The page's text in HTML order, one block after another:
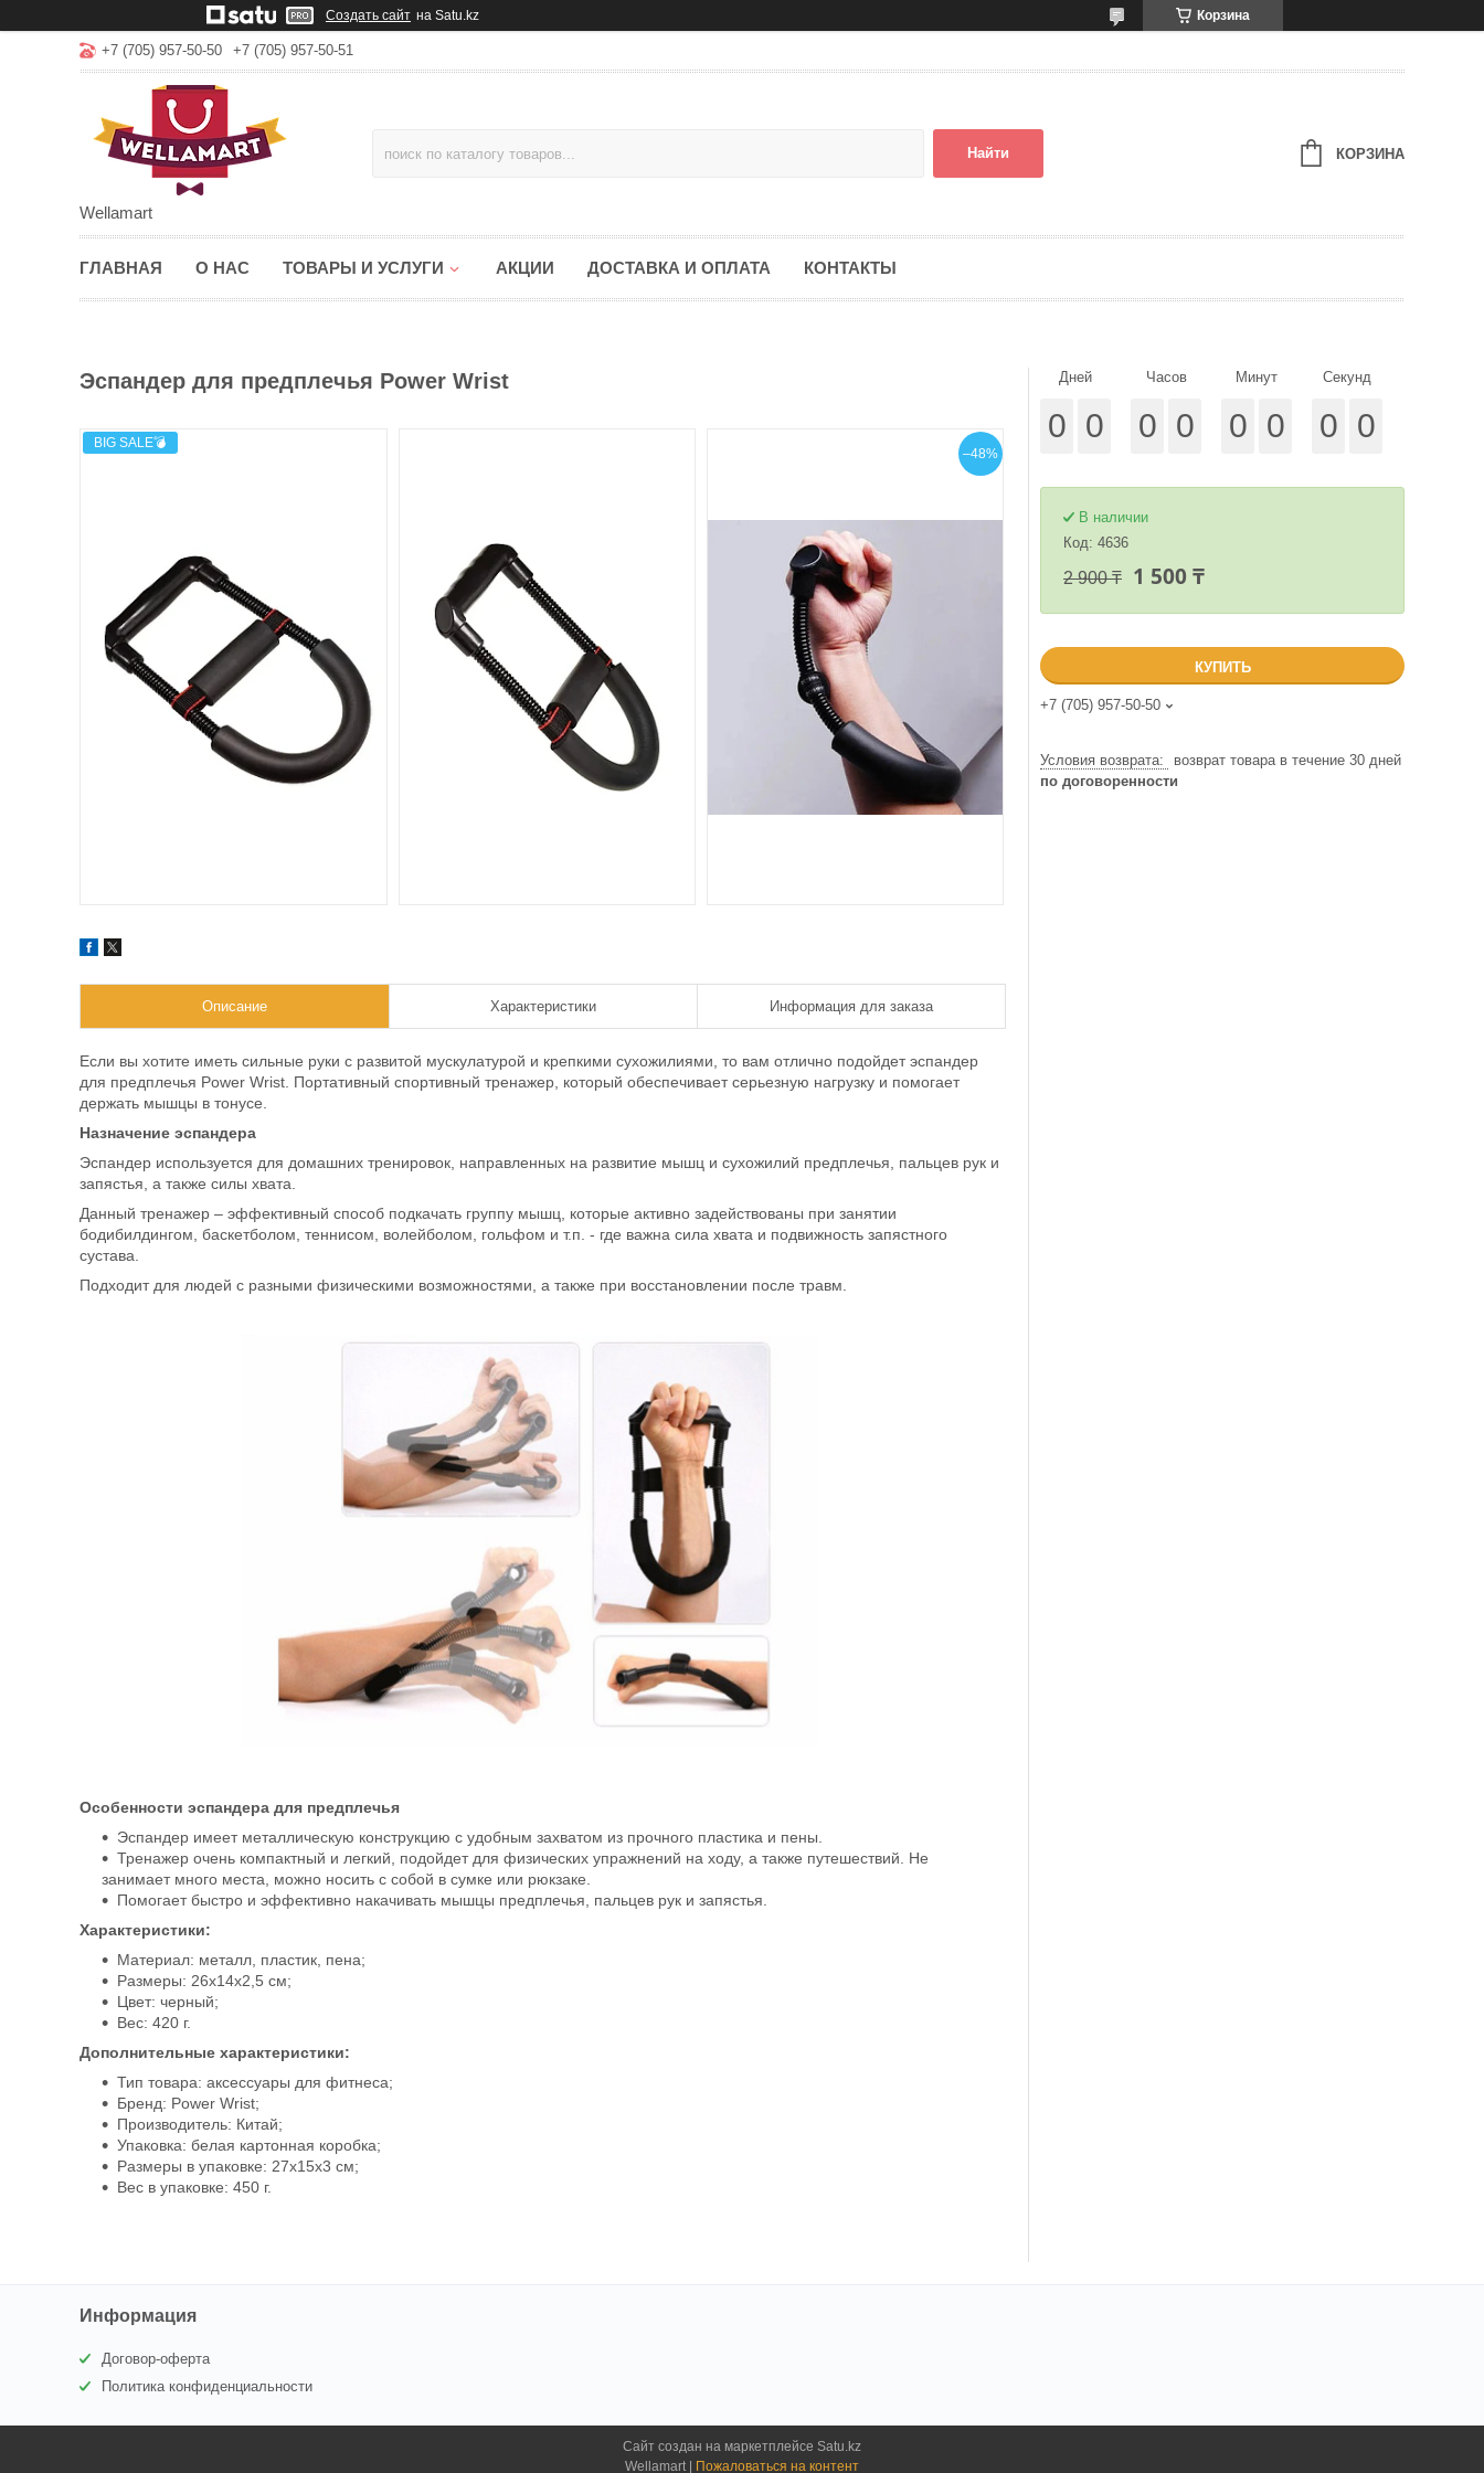
Создать сайт на Satu.kz Корзина
+7 (705) 957-50-50 +7 (705) 957-50-51
Wellamart
Найти КОРЗИНА
ГЛАВНАЯ О НАС ТОВАРЫ И УСЛУГИ АКЦИИ ДОСТАВКА И ОПЛАТА КОНТАКТЫ
Эспандер для предплечья Power Wrist
BIG SALE💣
–48%
Описание Характеристики Информация для заказа
Если вы хотите иметь сильные руки с развитой мускулатурой и крепкими сухожилиями, то вам отлично подойдет эспандер
для предплечья Power Wrist. Портативный спортивный тренажер, который обеспечивает серьезную нагрузку и помогает
держать мышцы в тонусе.
Назначение эспандера
Эспандер используется для домашних тренировок, направленных на развитие мышц и сухожилий предплечья, пальцев рук и
запястья, а также силы хвата.
Данный тренажер – эффективный способ подкачать группу мышц, которые активно задействованы при занятии
бодибилдингом, баскетболом, теннисом, волейболом, гольфом и т.п. - где важна сила хвата и подвижность запястного
сустава.
Подходит для людей с разными физическими возможностями, а также при восстановлении после травм.
Особенности эспандера для предплечья
Эспандер имеет металлическую конструкцию с удобным захватом из прочного пластика и пены.
Тренажер очень компактный и легкий, подойдет для физических упражнений на ходу, а также путешествий. Не
занимает много места, можно носить с собой в сумке или рюкзаке.
Помогает быстро и эффективно накачивать мышцы предплечья, пальцев рук и запястья.
Характеристики:
Материал: металл, пластик, пена;
Размеры: 26х14х2,5 см;
Цвет: черный;
Вес: 420 г.
Дополнительные характеристики:
Тип товара: аксессуары для фитнеса;
Бренд: Power Wrist;
Производитель: Китай;
Упаковка: белая картонная коробка;
Размеры в упаковке: 27х15х3 см;
Вес в упаковке: 450 г.
Дней
0 0
Часов
0 0
Минут
0 0
Секунд
0 0
В наличии
Код: 4636
2 900 ₸ 1 500 ₸
КУПИТЬ
+7 (705) 957-50-50
возврат товара в течение 30 дней
по договоренности
Информация
Договор-оферта
Политика конфиденциальности
Сайт создан на маркетплейсе Satu.kz
Пожаловаться на контент